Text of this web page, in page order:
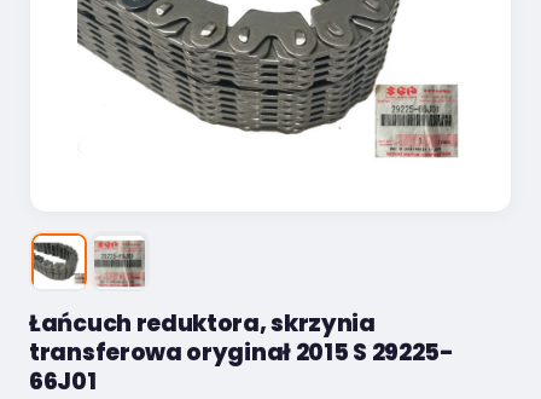
Łańcuch reduktora, skrzynia
transferowa oryginał 2015 S 29225-
66J01